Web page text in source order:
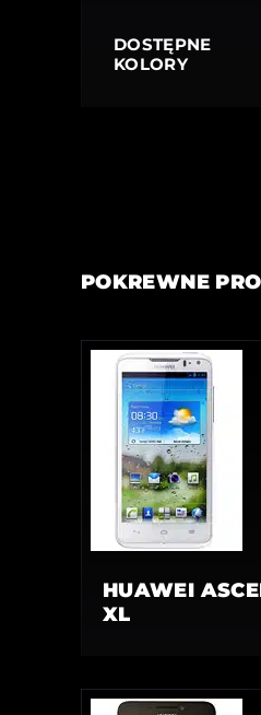
DOSTĘPNE
KOLORY
POKREWNE
HUAWEI
XL